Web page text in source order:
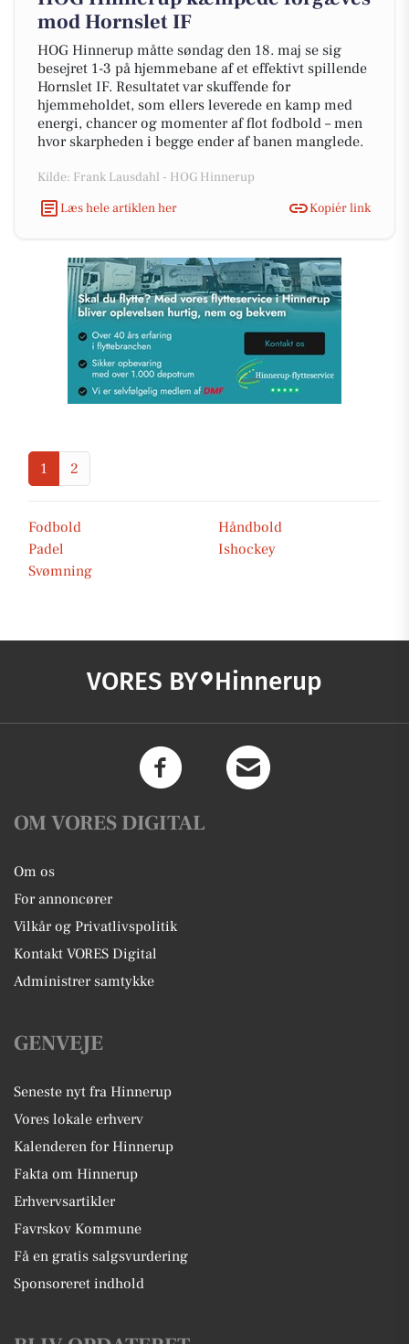
mod Hornslet IF
HOG Hinnerup måtte søndag den 18. maj se sig
besejret 1-3 på hjemmebane af et effektivt spillende
Hornslet IF. Resultatet var skuffende for
hjemmeholdet, som ellers leverede en kamp med
energi, chancer og momenter af flot fodbold – men
hvor skarpheden i begge ender af banen manglede.
Kilde: Frank Lausdahl - HOG Hinnerup
Læs hele artiklen her
Kopiér link
1 2
Fodbold
Håndbold
Padel
Ishockey
Svømning
VORES BY Hinnerup
OM VORES DIGITAL
Om os
For annoncører
Vilkår og Privatlivspolitik
Kontakt VORES Digital
Administrer samtykke
GENVEJE
Seneste nyt fra Hinnerup
Vores lokale erhverv
Kalenderen for Hinnerup
Fakta om Hinnerup
Erhvervsartikler
Favrskov Kommune
Få en gratis salgsvurdering
Sponsoreret indhold